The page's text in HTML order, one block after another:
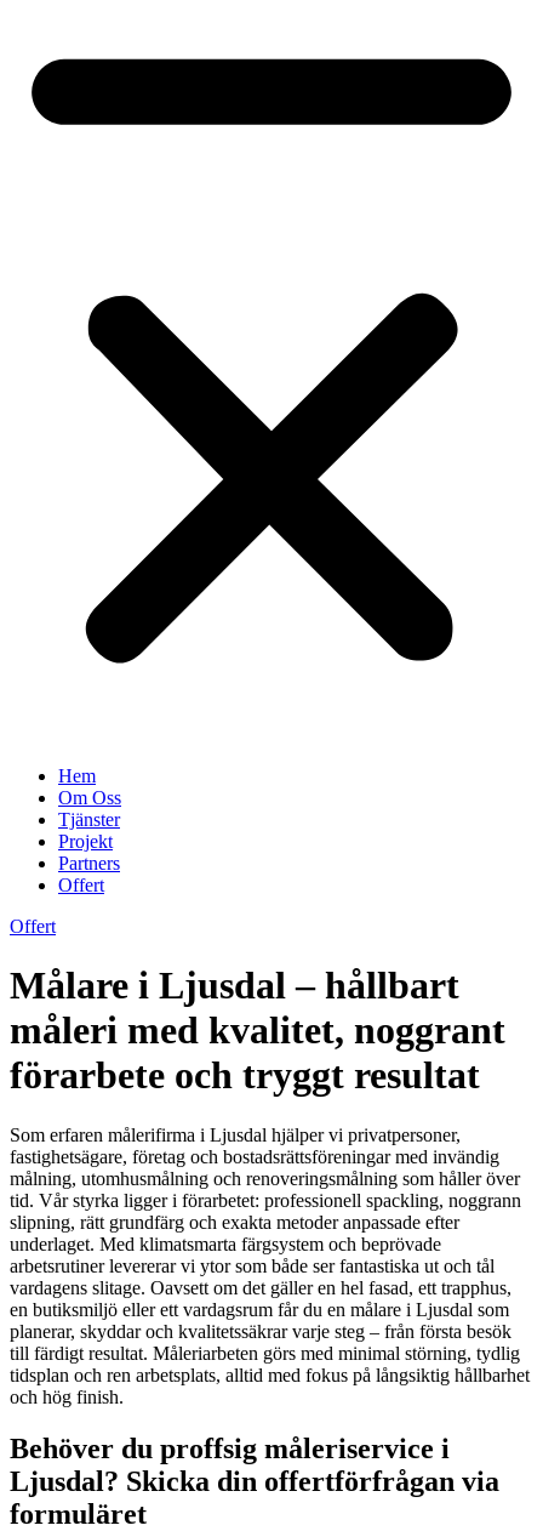
Hem
Om Oss
Tjänster
Projekt
Partners
Offert
Offert
Målare i Ljusdal – hållbart
måleri med kvalitet, noggrant
förarbete och tryggt resultat
Som erfaren målerifirma i Ljusdal hjälper vi privatpersoner,
fastighetsägare, företag och bostadsrättsföreningar med invändig
målning, utomhusmålning och renoveringsmålning som håller över
tid. Vår styrka ligger i förarbetet: professionell spackling, noggrann
slipning, rätt grundfärg och exakta metoder anpassade efter
underlaget. Med klimatsmarta färgsystem och beprövade
arbetsrutiner levererar vi ytor som både ser fantastiska ut och tål
vardagens slitage. Oavsett om det gäller en hel fasad, ett trapphus,
en butiksmiljö eller ett vardagsrum får du en målare i Ljusdal som
planerar, skyddar och kvalitetssäkrar varje steg – från första besök
till färdigt resultat. Måleriarbeten görs med minimal störning, tydlig
tidsplan och ren arbetsplats, alltid med fokus på långsiktig hållbarhet
och hög finish.
Behöver du proffsig måleriservice i
Ljusdal? Skicka din offertförfrågan via
formuläret